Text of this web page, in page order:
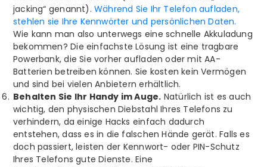
jacking“ genannt). Während Sie Ihr Telefon aufladen,
stehlen sie Ihre Kennwörter und persönlichen Daten.
Wie kann man also unterwegs eine schnelle Akkuladung
bekommen? Die einfachste Lösung ist eine tragbare
Powerbank, die Sie vorher aufladen oder mit AA-
Batterien betreiben können. Sie kosten kein Vermögen
und sind bei vielen Anbietern erhältlich.
Behalten Sie Ihr Handy im Auge. Natürlich ist es auch
wichtig, den physischen Diebstahl Ihres Telefons zu
verhindern, da einige Hacks einfach dadurch
entstehen, dass es in die falschen Hände gerät. Falls es
doch passiert, leisten der Kennwort- oder PIN-Schutz
Ihres Telefons gute Dienste. Eine